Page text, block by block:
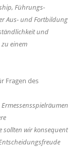
Führungs-
Aus- und Fortbildung
und
einem
Fragen des
sollten wir konsequent